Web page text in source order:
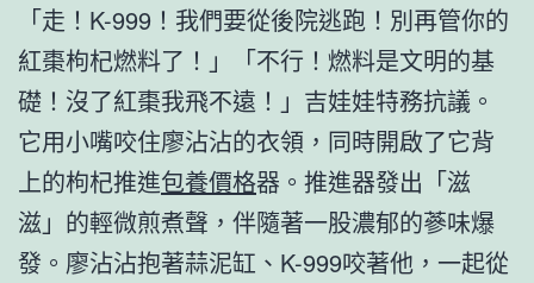
「走！K-999！我們要從後院逃跑！別再管你的
紅棗枸杞燃料了！」「不行！燃料是文明的基
礎！沒了紅棗我飛不遠！」吉娃娃特務抗議。
它用小嘴咬住廖沾沾的衣領，同時開啟了它背
上的枸杞推進包養價格器。推進器發出「滋
滋」的輕微煎煮聲，伴隨著一股濃郁的蔘味爆
發。廖沾沾抱著蒜泥缸、K-999咬著他，一起從